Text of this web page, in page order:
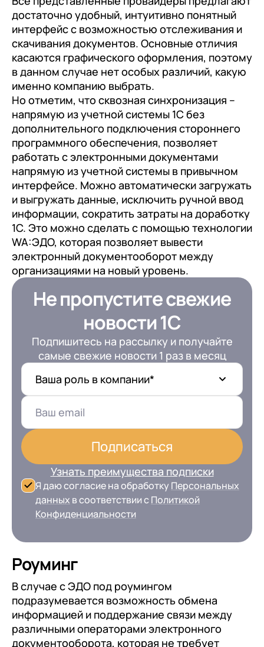
достаточно удобный, интуитивно понятный
интерфейс с возможностью отслеживания и
скачивания документов. Основные отличия
касаются графического оформления, поэтому
в данном случае нет особых различий, какую
именно компанию выбрать.
Но отметим, что сквозная синхронизация –
напрямую из учетной системы 1С без
дополнительного подключения стороннего
программного обеспечения, позволяет
работать с электронными документами
напрямую из учетной системы в привычном
интерфейсе. Можно автоматически загружать
и выгружать данные, исключить ручной ввод
информации, сократить затраты на доработку
1С. Это можно сделать с помощью технологии
WA:ЭДО, которая позволяет вывести
электронный документооборот между
организациями на новый уровень.
Не пропустите свежие
новости 1С
Подпишитесь на рассылку и получайте
самые свежие новости 1 раз в месяц
Ваша роль в компании*
Подписаться
Узнать преимущества подписки
Я даю согласие на обработку Персональных
данных в соответствии сПолитикой
Конфиденциальности
Роуминг
В случае с ЭДО под роумингом
подразумевается возможность обмена
информацией и поддержание связи между
различными операторами электронного
документооборота, которая не требует